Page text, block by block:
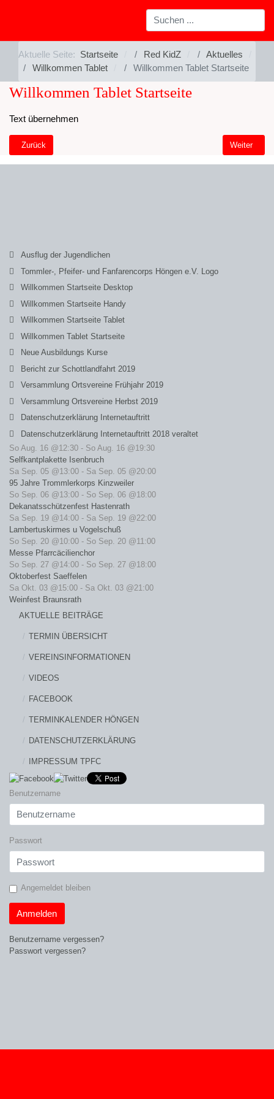
Aktuelle Seite: Startseite Red KidZ
Aktuelles
Willkommen Tablet
Willkommen Tablet Startseite
Willkommen Tablet Startseite
Text übernehmen
Vorheriger Beitrag: Willkommen Startseite Tablet
Zurück Nächster
Weiter
Ausflug der Jugendlichen
Tommler-, Pfeifer- und Fanfarencorps Höngen e.V. Logo
Willkommen Startseite Desktop
Willkommen Startseite Handy
Willkommen Startseite Tablet
Willkommen Tablet Startseite
Neue Ausbildungs Kurse
Bericht zur Schottlandfahrt 2019
Versammlung Ortsvereine Frühjahr 2019
Versammlung Ortsvereine Herbst 2019
Datenschutzerklärung Internetauftritt
Datenschutzerklärung Internetauftritt 2018 veraltet
So Aug. 16 @12:30 - So Aug. 16 @19:30
Selfkantplakette Isenbruch
Sa Sep. 05 @13:00 - Sa Sep. 05 @20:00
95 Jahre Trommlerkorps Kinzweiler
So Sep. 06 @13:00 - So Sep. 06 @18:00
Dekanatsschützenfest Hastenrath
Sa Sep. 19 @14:00 - Sa Sep. 19 @22:00
Lambertuskirmes u Vogelschuß
So Sep. 20 @10:00 - So Sep. 20 @11:00
Messe Pfarrcäcilienchor
So Sep. 27 @14:00 - So Sep. 27 @18:00
Oktoberfest Saeffelen
Sa Okt. 03 @15:00 - Sa Okt. 03 @21:00
Weinfest Braunsrath
AKTUELLE BEITRÄGE
TERMIN ÜBERSICHT
VEREINSINFORMATIONEN
VIDEOS
FACEBOOK
TERMINKALENDER HÖNGEN
DATENSCHUTZERKLÄRUNG
IMPRESSUM TPFC
Benutzername
Passwort
Angemeldet bleiben
Anmelden
Benutzername vergessen?
Passwort vergessen?